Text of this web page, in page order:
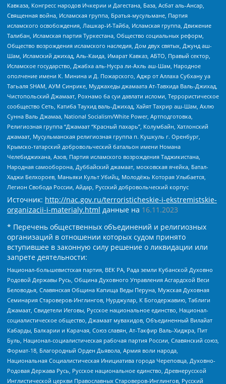
Кавказа, Конгресс народов Ичкерии и Дагестана, База, Асбат аль-Ансар,
Священная война, Исламская группа, Братья-мусульмане, Партия
исламского освобождения, Лашкар-И-Тайба, Исламская группа, Движение
Талибан, Исламская партия Туркестана, Общество социальных реформ,
Общество возрождения исламского наследия, Дом двух святых, Джунд аш-
Шам, Исламский джихад, Аль-Каида, Имарат Кавказ, АБТО, Правый сектор,
Исламское государство, Джабха аль-Нусра ли-Ахль аш-Шам, Народное
ополчение имени К. Минина и Д. Пожарского, Аджр от Аллаха Субхану уа
Тагьаля SHAM, АУМ Синрике, Муджахеды джамаата Ат-Тавхида Валь-Джихад,
Чистопольский Джамаат, Рохнамо ба суи давлати исломи, Террористическое
сообщество Сеть, Катиба Таухид валь-Джихад, Хайят Тахрир аш-Шам, Ахлю
Сунна Валь Джамаа, National Socialism/White Power, Артподготовка,
Религиозная группа “Джамаат “Красный пахарь”, Колумбайн, Хатлонский
джамаат, Мусульманская религиозная группа п. Кушкуль г. Оренбург,
Крымско-татарский добровольческий батальон имени Номана
Челебиджихана, Азов, Партия исламского возрождения Таджикистана,
Народная самооборона, Дуббайский джамаат, московская ячейка, Батал-
Хаджи Белхороев, Маньяки Культ Убийц, Молодёжь Которая Улыбается,
Легион Свобода России, Айдар, Русский добровольческий корпус
Источник: http://nac.gov.ru/terroristicheskie-i-ekstremistskie-
organizacii-i-materialy.html данные на 16.11.2023
* Перечень общественных объединений и религиозных
организаций в отношении которых судом принято
вступившее в законную силу решение о ликвидации или
запрете деятельности:
Национал-большевистская партия, ВЕК РА, Рада земли Кубанской Духовно
Родовой Державы Русь, Община Духовного Управления Асгардской Веси
Беловодья, Славянская Община Капища Веды Перуна, Мужская Духовная
Семинария Староверов-Инглингов, Нурджулар, К Богодержавию, Таблиги
Джамаат, Свидетели Иеговы, Русское национальное единство, Национал-
социалистическое общество, Джамаат мувахидов, Объединенный Вилайат
Кабарды, Балкарии и Карачая, Союз славян, Ат-Такфир Валь-Хиджра, Пит
Буль, Национал-социалистическая рабочая партия России, Славянский союз,
Формат-18, Благородный Орден Дьявола, Армия воли народа,
Национальная Социалистическая Инициатива города Череповца, Духовно-
Родовая Держава Русь, Русское национальное единство, Древнерусской
Инглистической церкви Православных Староверов-Инглингов, Русский